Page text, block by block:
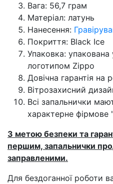
Вага: 56,7 грам
Матеріал: латунь
Нанесення:
Покриття: Black Ice
Упаковка:
логотипом Zippo
Довічна гарантія на
Вітрозахисний
Всі запальнички
характерне фірмове
З метою безпеки та
першим, запальнички
заправленими.
Для бездоганної роботи